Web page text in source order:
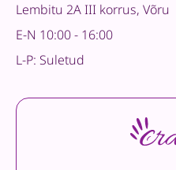
Lembitu 2A III korrus, Võru
E-N 10:00 - 16:00
L-P: Suletud